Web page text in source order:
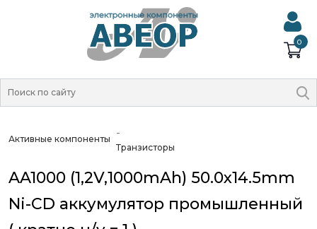
0
Активные компоненты
Транзисторы
AA1000 (1,2V,1000mAh) 50.0x14.5mm
Ni-CD аккумулятор промышленный